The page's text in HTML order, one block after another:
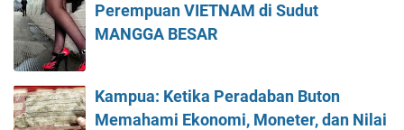
Perempuan VIETNAM di Sudut
MANGGA BESAR
Kampua: Ketika Peradaban Buton
Memahami Ekonomi, Moneter, dan Nilai